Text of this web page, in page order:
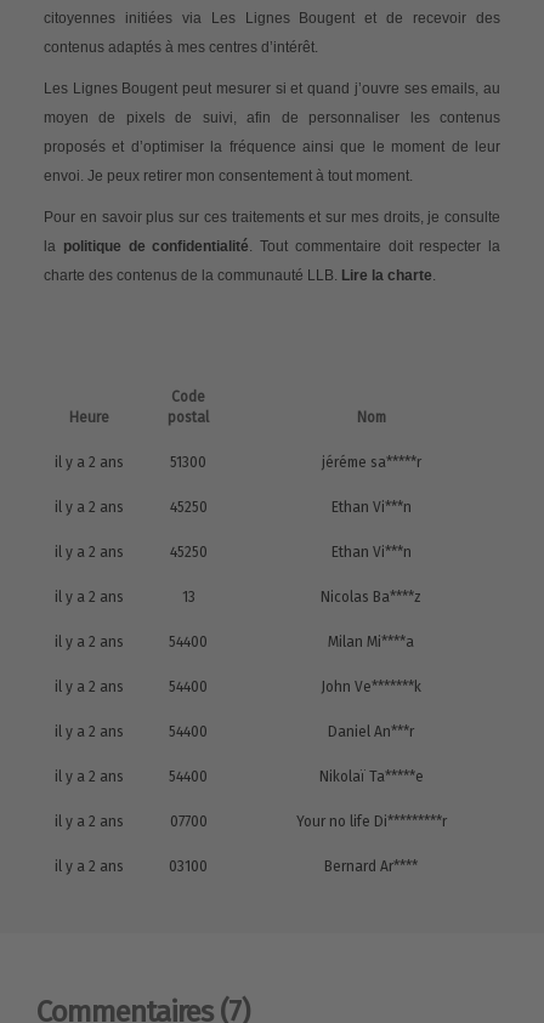
citoyennes initiées via Les Lignes Bougent et de recevoir des
contenus adaptés à mes centres d’intérêt.
Les Lignes Bougent peut mesurer si et quand j’ouvre ses emails, au
moyen de pixels de suivi, afin de personnaliser les contenus
proposés et d’optimiser la fréquence ainsi que le moment de leur
envoi. Je peux retirer mon consentement à tout moment.
Pour en savoir plus sur ces traitements et sur mes droits, je consulte
la politique de confidentialité. Tout commentaire doit respecter la
charte des contenus de la communauté LLB. Lire la charte.
Heure
Code
postal
Nom
il y a 2 ans 51300 jéréme sa*****r
il y a 2 ans 45250 Ethan Vi***n
il y a 2 ans 45250 Ethan Vi***n
il y a 2 ans 13 Nicolas Ba****z
il y a 2 ans 54400 Milan Mi****a
il y a 2 ans 54400 John Ve*******k
il y a 2 ans 54400 Daniel An***r
il y a 2 ans 54400 Nikolaï Ta*****e
il y a 2 ans 07700 Your no life Di*********r
il y a 2 ans 03100 Bernard Ar****
Commentaires (7)